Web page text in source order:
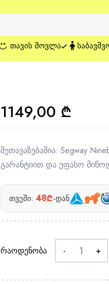
ᲗᲐᲕᲘᲡ ᲛᲝᲕᲚᲐ
1149,00 ₾
შეთავაზებაშია: Segway
გარანტიით და უფასო
თვეში: 48₾-დან
რაოდენობა - +